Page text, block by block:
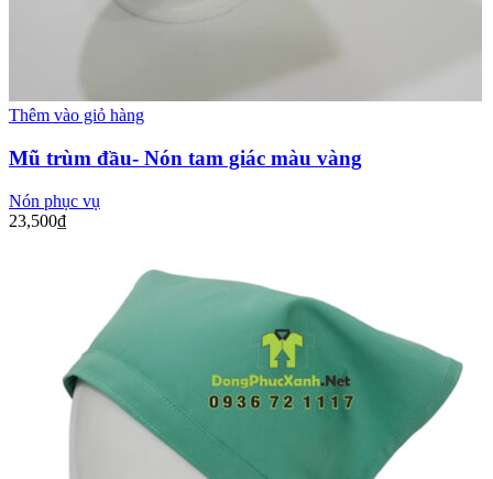
Thêm vào giỏ hàng
Mũ trùm đầu- Nón tam giác màu vàng
Nón phục vụ
23,500₫